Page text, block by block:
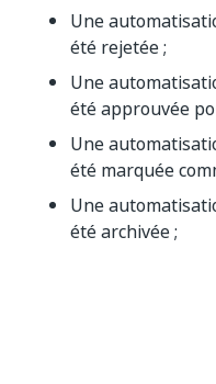
Une
été rejetée ;
Une
été approuvée
Une
été marquée
Une
été archivée ;